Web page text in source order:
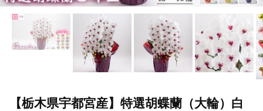
【栃木県宇都宮産】特選胡蝶蘭（大輪）白